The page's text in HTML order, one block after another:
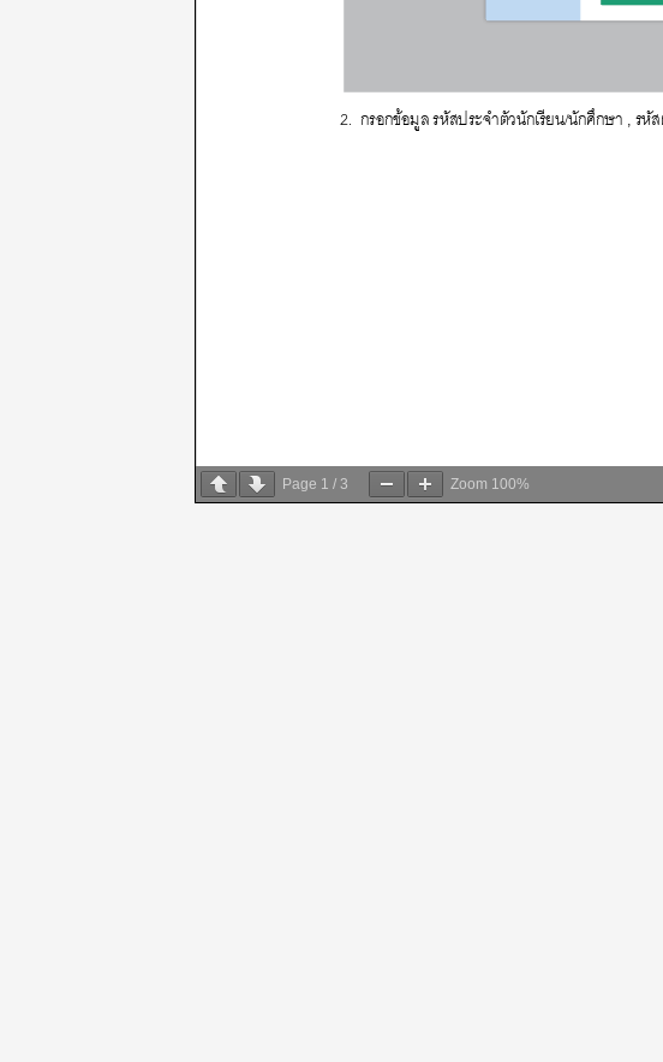
Page 1 / 3 Zoom 100%